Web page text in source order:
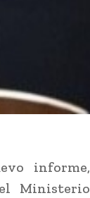
informe,
Ministerio